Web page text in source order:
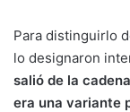
Para distinguirlo
lo designaron
salió de la
era una variante